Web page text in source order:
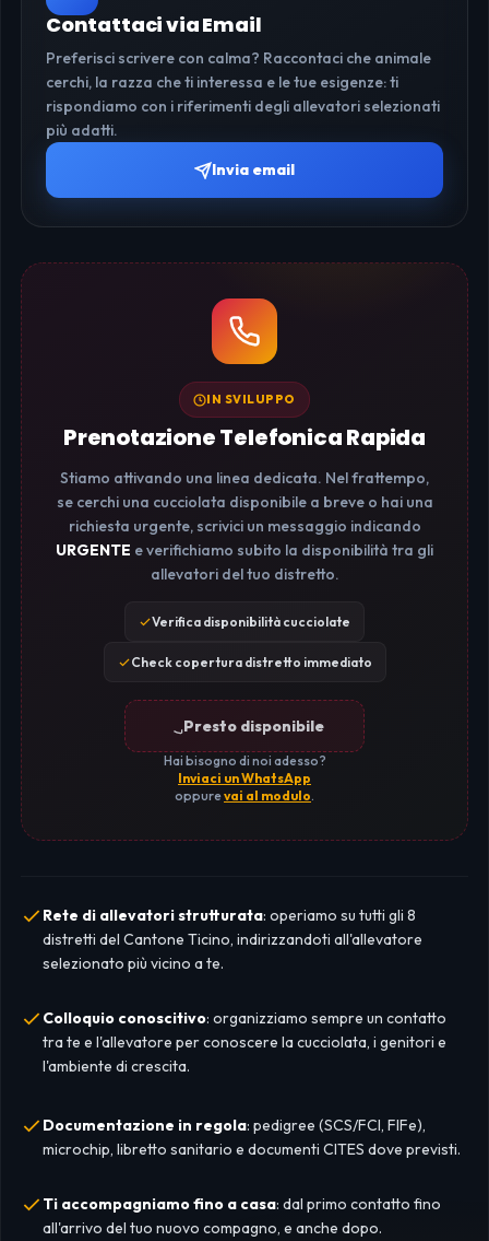
Contattaci via Email
Preferisci scrivere con calma? Raccontaci che animale
cerchi, la razza che ti interessa e le tue esigenze: ti
rispondiamo con i riferimenti degli allevatori selezionati
più adatti.
Invia email
IN SVILUPPO
Prenotazione Telefonica Rapida
Stiamo attivando una linea dedicata. Nel frattempo,
se cerchi una cucciolata disponibile a breve o hai una
richiesta urgente, scrivici un messaggio indicando
URGENTE e verifichiamo subito la disponibilità tra gli
allevatori del tuo distretto.
Verifica disponibilità cucciolate
Check copertura distretto immediato
Presto disponibile
Hai bisogno di noi adesso?
Inviaci un WhatsApp
oppurevai al modulo.
Rete di allevatori strutturata: operiamo su tutti gli 8
distretti del Cantone Ticino, indirizzandoti all'allevatore
selezionato più vicino a te.
Colloquio conoscitivo: organizziamo sempre un contatto
tra te e l'allevatore per conoscere la cucciolata, i genitori e
l'ambiente di crescita.
Documentazione in regola: pedigree (SCS/FCI, FIFe),
microchip, libretto sanitario e documenti CITES dove previsti.
Ti accompagniamo fino a casa: dal primo contatto fino
all'arrivo del tuo nuovo compagno, e anche dopo.